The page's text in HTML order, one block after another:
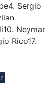
Sergio
Neymar
Rico17.